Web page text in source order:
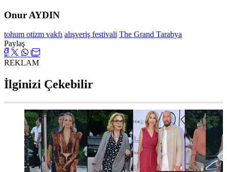
Onur AYDIN
tohum otizm vakfı alışveriş festivali The Grand Tarabya
Paylaş
REKLAM
İlginizi Çekebilir